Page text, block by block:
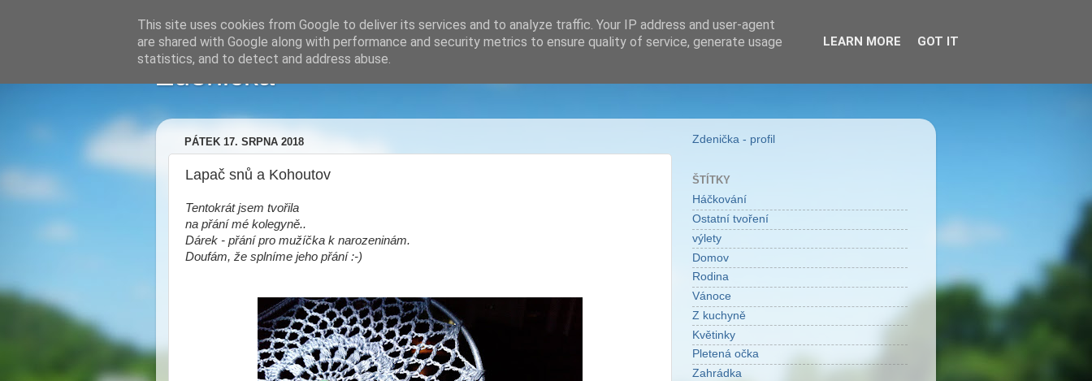
Zdenička
PÁTEK 17. SRPNA 2018
Lapač snů a Kohoutov
Tentokrát jsem tvořila
na přání mé kolegyně..
Dárek - přání pro mužíčka k narozeninám.
Doufám, že splníme jeho přání :-)
Zdenička - profil
ŠTÍTKY
Háčkování
Ostatní tvoření
výlety
Domov
Rodina
Vánoce
Z kuchyně
Květinky
Pletená očka
Zahrádka
This site uses cookies from Google to deliver its services and to analyze traffic. Your IP address and user-agent
are shared with Google along with performance and security metrics to ensure quality of service, generate usage
statistics, and to detect and address abuse.
LEARN MORE GOT IT